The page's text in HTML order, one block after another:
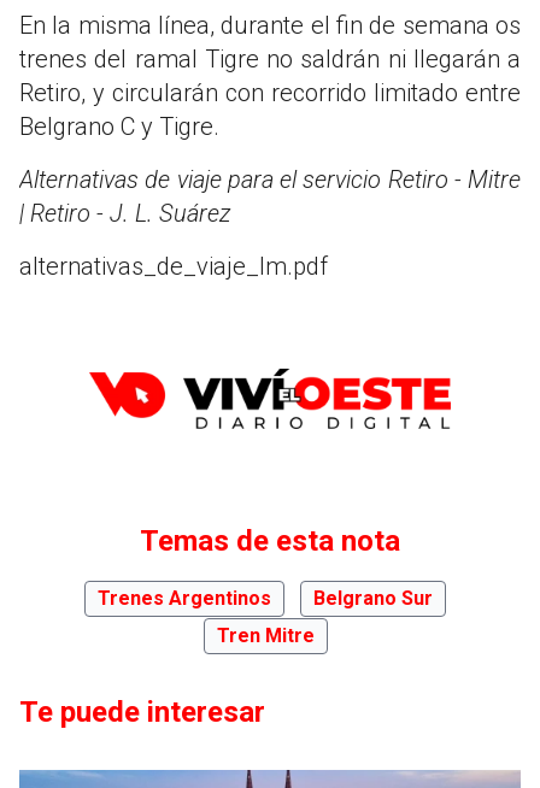
En la misma línea, durante el fin de semana os
trenes del ramal Tigre no saldrán ni llegarán a
Retiro, y circularán con recorrido limitado entre
Belgrano C y Tigre.
Alternativas de viaje para el servicio Retiro - Mitre
| Retiro - J. L. Suárez
alternativas_de_viaje_lm.pdf
Temas de esta nota
Trenes Argentinos
Belgrano Sur
Tren Mitre
Te puede interesar